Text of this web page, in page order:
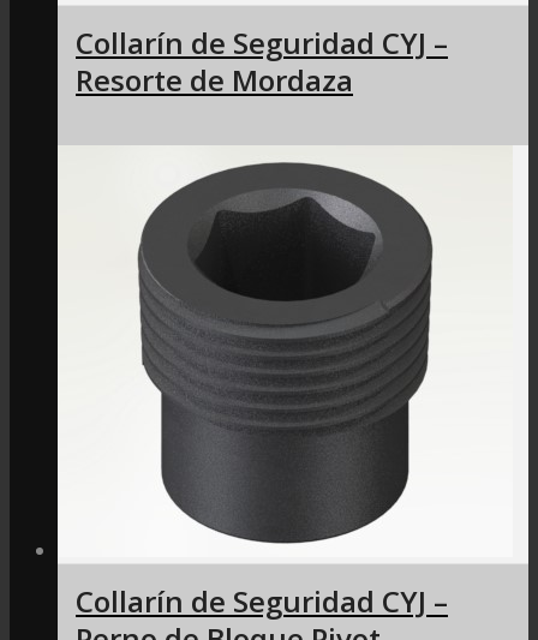
Collarín de Seguridad CYJ –
Resorte de Mordaza
Collarín de Seguridad CYJ –